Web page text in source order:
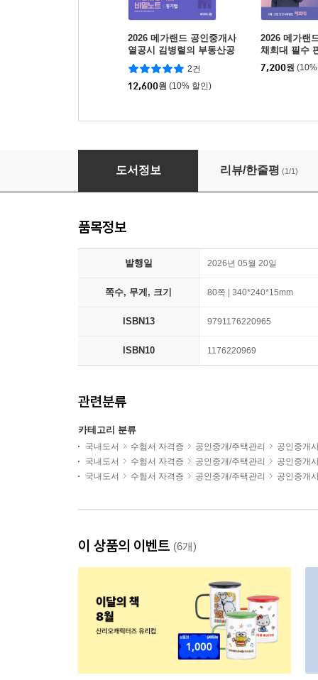
2026 메가랜드 공인중개사
열공시 김병렬의 부동산공
시법 비밀노트
2건
12,600원 (10% 할인)
2026 메가랜
채희대 필수
선
7,200원
2026 메가랜드 공인중개사 황정선 공인중개사
도서정보 리뷰/한줄평 (1/1)
품목정보
발행일 2026년 05월 20일
쪽수, 무게, 크기 80쪽 | 340*240*15mm
ISBN13 9791176220965
ISBN10 1176220969
관련분류
카테고리 분류
국내도서 수험서 자격증 공인중개/주택관리
공인중개
국내도서
수험서 자격증 공인중개/주택관리
공인중개
국내도서
수험서 자격증 공인중개/주택관리 공인중개
이 상품의 이벤트 (6개)